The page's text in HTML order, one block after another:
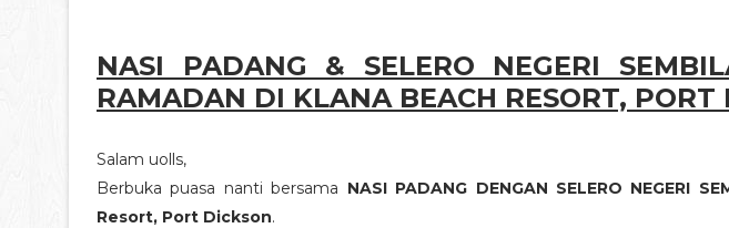
NASI PADANG & SELERO NEGERI
RAMADAN DI KLANA BEACH RESORT, PORT
Salam uolls,
Berbuka puasa nanti bersama NASI PADANG DENGAN SELERO NEGERI
Resort, Port Dickson.